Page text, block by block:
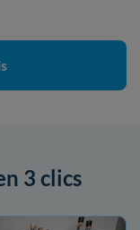
3 clics